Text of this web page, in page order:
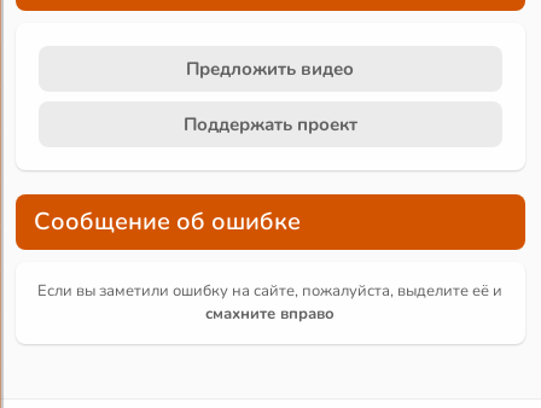
Предложить видео
Поддержать проект
Сообщение об ошибке
Если вы заметили ошибку на сайте, пожалуйста, выделите её и
смахните вправо